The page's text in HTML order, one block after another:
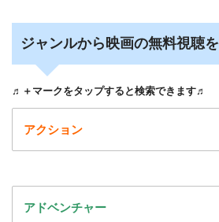
ジャンルから映画の無料視聴
♬＋マークをタップすると検索できます♬
アクション
アドベンチャー